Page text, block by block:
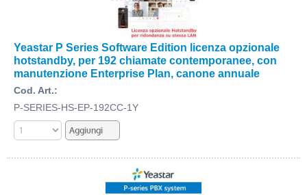
Yeastar P Series Software Edition licenza opzionale
hotstandby, per 192 chiamate contemporanee, con
manutenzione Enterprise Plan, canone annuale
Cod. Art.:
P-SERIES-HS-EP-192CC-1Y